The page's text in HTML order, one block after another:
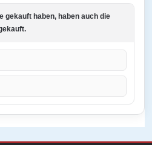
gekauft haben, haben auch die